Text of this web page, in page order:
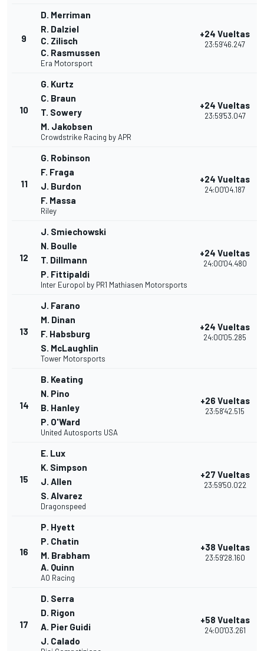
9
D. Merriman
R. Dalziel
C. Zilisch
C. Rasmussen
Era Motorsport
+24 Vueltas
23:59'46.247
10
G. Kurtz
C. Braun
T. Sowery
M. Jakobsen
Crowdstrike Racing by APR
+24 Vueltas
23:59'53.047
11
G. Robinson
F. Fraga
J. Burdon
F. Massa
Riley
+24 Vueltas
24:00'04.187
12
J. Smiechowski
N. Boulle
T. Dillmann
P. Fittipaldi
Inter Europol by PR1 Mathiasen Motorsports
+24 Vueltas
24:00'04.480
13
J. Farano
M. Dinan
F. Habsburg
S. McLaughlin
Tower Motorsports
+24 Vueltas
24:00'05.285
14
B. Keating
N. Pino
B. Hanley
P. O'Ward
United Autosports USA
+26 Vueltas
23:58'42.515
15
E. Lux
K. Simpson
J. Allen
S. Alvarez
Dragonspeed
+27 Vueltas
23:59'50.022
16
P. Hyett
P. Chatin
M. Brabham
A. Quinn
AO Racing
+38 Vueltas
23:59'28.160
17
D. Serra
D. Rigon
A. Pier Guidi
J. Calado
+58 Vueltas
24:00'03.261